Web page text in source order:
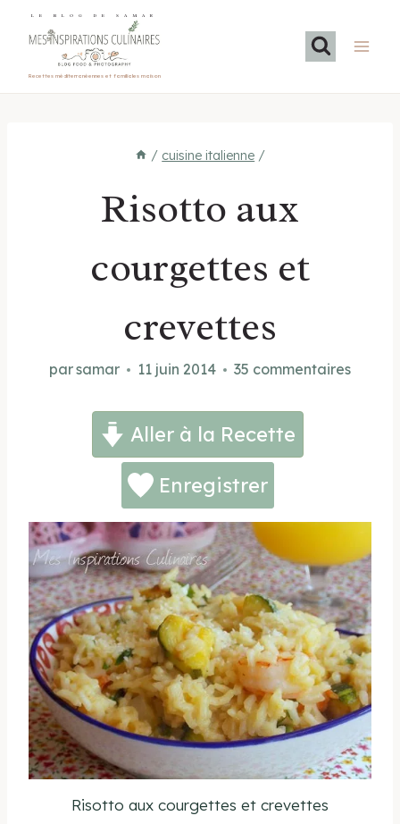
LE BLOG DE SAMAR
Recettes méditerranéennes et familiales maison
/ cuisine italienne /
Risotto aux
courgettes et
crevettes
parsamar 11 juin 2014 35 commentaires
Aller à la Recette
Enregistrer
Risotto aux courgettes et crevettes